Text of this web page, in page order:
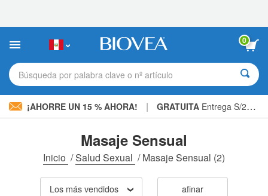
sitio
incluye
sistema
de
0
Búsqueda por palabra clave o nº artículo
¡AHORRE UN 15 % AHORA! | GRATUITA Entrega S/234.00 »
Masaje Sensual
Inicio /Salud Sexual /Masaje Sensual (2)
Los más vendidos afinar